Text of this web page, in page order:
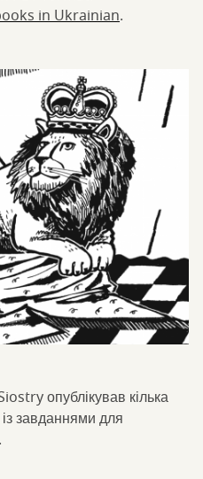
in Ukrainian.
опублікував кілька
завданнями для